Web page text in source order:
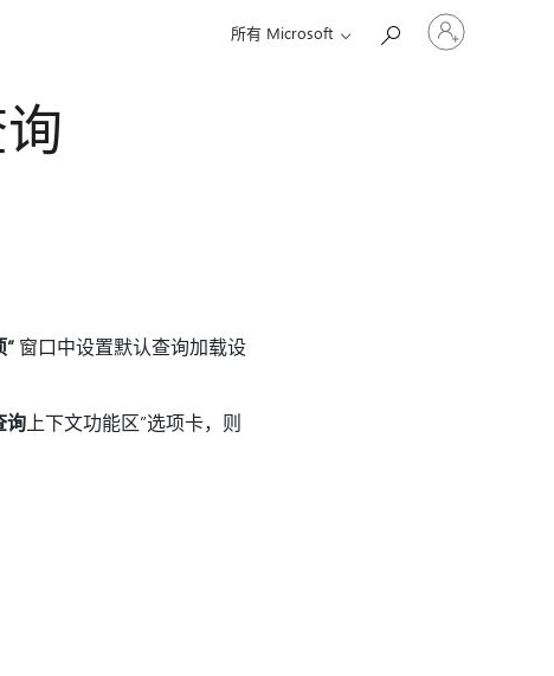
所有 Microsoft
请
登
窗口中设置默认查询加载设
询上下文功能区”选项卡，则